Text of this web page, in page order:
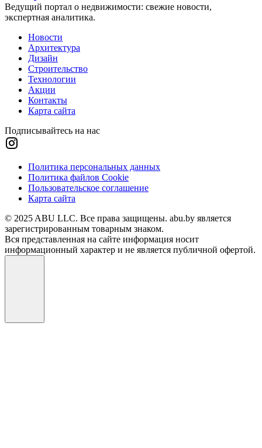
Ведущий портал о недвижимости: свежие новости,
экспертная аналитика.
Новости
Архитектура
Дизайн
Строительство
Технологии
Акции
Контакты
Карта сайта
Подписывайтесь на нас
Политика персональных данных
Политика файлов Cookie
Пользовательское соглашение
Карта сайта
© 2025 ABU LLC. Все права защищены. abu.by является
зарегистрированным товарным знаком.
Вся представленная на сайте информация носит
информационный характер и не является публичной офертой.